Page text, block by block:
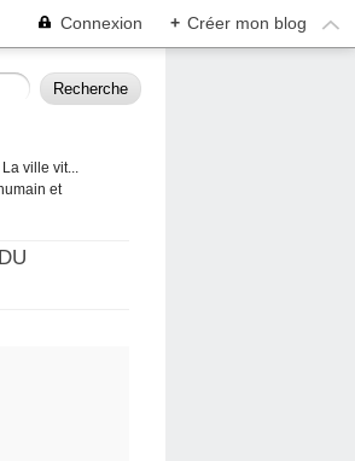
Connexion + Créer mon blog
ville vit...
et